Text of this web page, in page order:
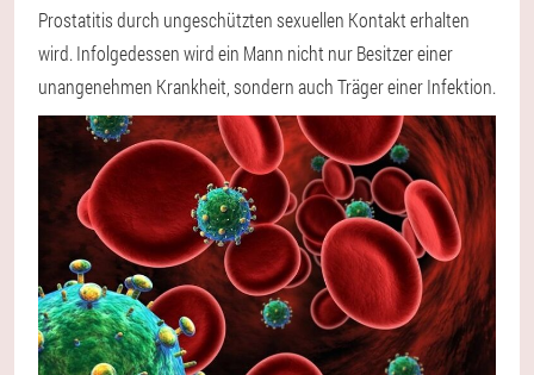
Prostatitis durch ungeschützten sexuellen Kontakt erhalten
wird. Infolgedessen wird ein Mann nicht nur Besitzer einer
unangenehmen Krankheit, sondern auch Träger einer Infektion.